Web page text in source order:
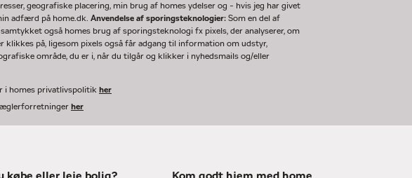
geografiske placering, min brug af homes ydelser og - hvis jeg har givet
adfærd på home.dk. Anvendelse af sporingsteknologier:Som en del af
også homes brug af sporingsteknologi fx pixels, der analyserer, om
klikkes på, ligesom pixels også får adgang til information om udstyr,
område, du er i, når du tilgår og klikker i nyhedsmails og/eller
i homes privatlivspolitik her
her
købe eller leje bolig? Kom godt hjem med home